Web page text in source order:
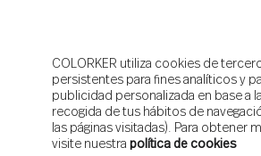
para responder a las tendencias más
texturas innovadoras y diseños
lleva la esencia de la piedra y la madera a
mejor calidad!
COLORKER utiliza cookies de
persistentes para fines analíticos y
publicidad personalizada en base a
recogida de tus hábitos de
las páginas visitadas). Para obtener
visite nuestra política de cookies